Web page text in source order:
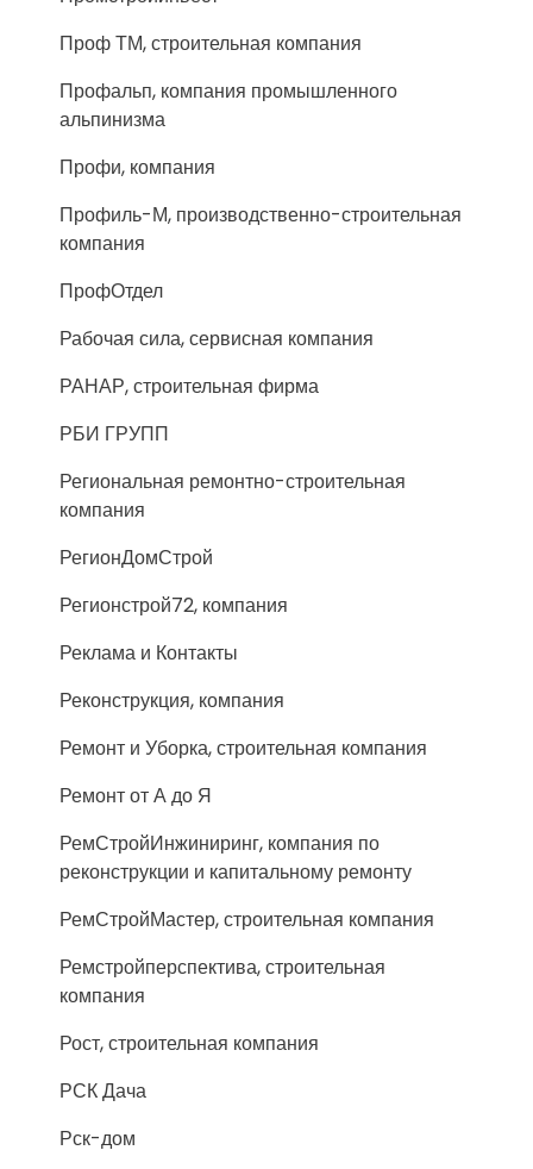
Проф ТМ, строительная компания
Профальп, компания промышленного
альпинизма
Профи, компания
Профиль-М, производственно-строительная
компания
ПрофОтдел
Рабочая сила, сервисная компания
РАНАР, строительная фирма
РБИ ГРУПП
Региональная ремонтно-строительная
компания
РегионДомСтрой
Регионстрой72, компания
Реклама и Контакты
Реконструкция, компания
Ремонт и Уборка, строительная компания
Ремонт от А до Я
РемСтройИнжиниринг, компания по
реконструкции и капитальному ремонту
РемСтройМастер, строительная компания
Ремстройперспектива, строительная
компания
Рост, строительная компания
РСК Дача
Рск-дом